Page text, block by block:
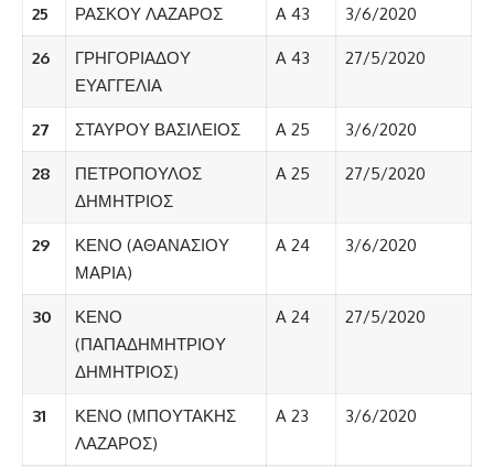
25 ΡΑΣΚΟΥ ΛΑΖΑΡΟΣ A 43 3/6/2020
26
ΓΡΗΓΟΡΙΑΔΟΥ
ΕΥΑΓΓΕΛΙΑ
A 43 27/5/2020
27 ΣΤΑΥΡΟΥ ΒΑΣΙΛΕΙΟΣ A 25 3/6/2020
28
ΠΕΤΡΟΠΟΥΛΟΣ
ΔΗΜΗΤΡΙΟΣ
A 25 27/5/2020
29
ΚΕΝΟ (ΑΘΑΝΑΣΙΟΥ
ΜΑΡΙΑ)
A 24 3/6/2020
30
ΚΕΝΟ
(ΠΑΠΑΔΗΜΗΤΡΙΟΥ
ΔΗΜΗΤΡΙΟΣ)
A 24 27/5/2020
31
ΚΕΝΟ (ΜΠΟΥΤΑΚΗΣ
ΛΑΖΑΡΟΣ)
A 23 3/6/2020